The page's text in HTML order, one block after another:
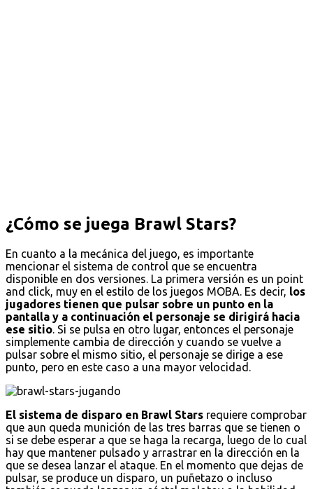
¿Cómo se juega Brawl Stars?
En cuanto a la mecánica del juego, es importante
mencionar el sistema de control que se encuentra
disponible en dos versiones. La primera versión es un point
and click, muy en el estilo de los juegos MOBA. Es decir, los
jugadores tienen que pulsar sobre un punto en la
pantalla y a continuación el personaje se dirigirá hacia
ese sitio. Si se pulsa en otro lugar, entonces el personaje
simplemente cambia de dirección y cuando se vuelve a
pulsar sobre el mismo sitio, el personaje se dirige a ese
punto, pero en este caso a una mayor velocidad.
El sistema de disparo en Brawl Stars requiere comprobar
que aun queda munición de las tres barras que se tienen o
si se debe esperar a que se haga la recarga, luego de lo cual
hay que mantener pulsado y arrastrar en la dirección en la
que se desea lanzar el ataque. En el momento que dejas de
pulsar, se produce un disparo, un puñetazo o incluso